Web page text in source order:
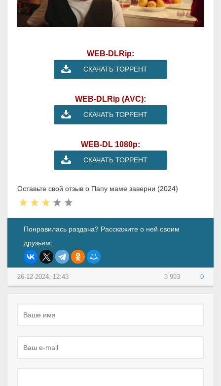
WEB-DLRip:
СКАЧАТЬ ТОРРЕНТ
WEB-DLRip (AVC):
СКАЧАТЬ ТОРРЕНТ
WEB-DL 1080p:
СКАЧАТЬ ТОРРЕНТ
Оставьте свой отзыв о Папу маме заверни (2024)
Понравилась раздача? Расскажите о ней своим
друзьям:
3 993 0
26-12-2024, 12:43